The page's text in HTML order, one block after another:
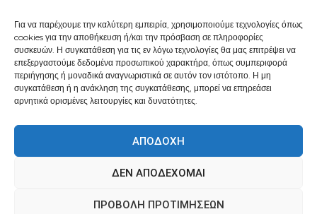
Για να παρέχουμε την καλύτερη εμπειρία, χρησιμοποιούμε τεχνολογίες όπως
cookies για την αποθήκευση ή/και την πρόσβαση σε πληροφορίες
συσκευών. Η συγκατάθεση για τις εν λόγω τεχνολογίες θα μας επιτρέψει να
επεξεργαστούμε δεδομένα προσωπικού χαρακτήρα, όπως συμπεριφορά
περιήγησης ή μοναδικά αναγνωριστικά σε αυτόν τον ιστότοπο. Η μη
συγκατάθεση ή η ανάκληση της συγκατάθεσης, μπορεί να επηρεάσει
αρνητικά ορισμένες λειτουργίες και δυνατότητες.
ΑΠΟΔΟΧΉ
ΔΕΝ ΑΠΟΔΈΧΟΜΑΙ
ΠΡΟΒΟΛΉ ΠΡΟΤΙΜΉΣΕΩΝ
info@gowithraw.gr
24310 35062
Δευ. - Παρ. 08:00 - 20:00
gowithraw.gr © 2020 | Powered by